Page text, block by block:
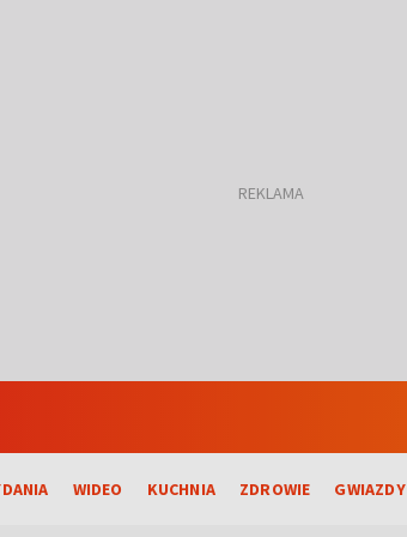
WIDEO KUCHNIA ZDROWIE GWIAZDY